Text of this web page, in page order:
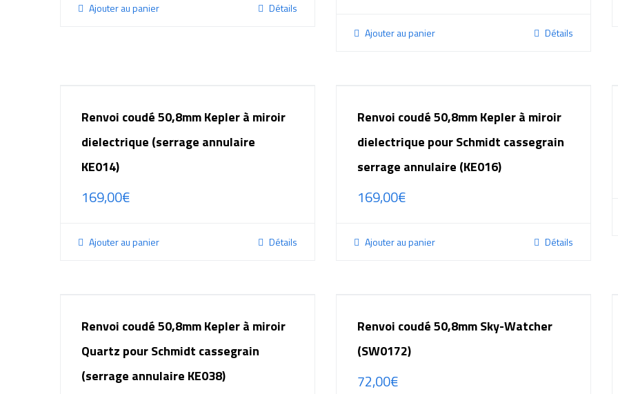
Ajouter au panier Détails
Ajouter au panier Détails
Renvoi coudé 50,8mm Kepler à miroir
dielectrique (serrage annulaire
KE014)
169,00€
Ajouter au panier Détails
Renvoi coudé 50,8mm Kepler à miroir
dielectrique pour Schmidt cassegrain
serrage annulaire (KE016)
169,00€
Ajouter au panier Détails
Renvoi coudé 50,8mm Kepler à miroir
Quartz pour Schmidt cassegrain
(serrage annulaire KE038)
Renvoi coudé 50,8mm Sky-Watcher
(SW0172)
72,00€